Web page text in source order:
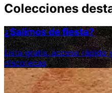
Colecciones
¿Salimos de fiesta?
Lista gratis, acceso rápido
discotecas